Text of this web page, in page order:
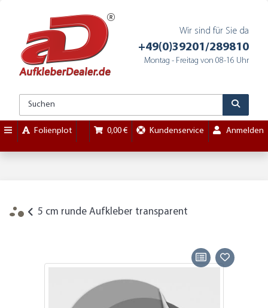
Wir sind für Sie da
+49(0)39201/289810
Montag - Freitag von 08-16 Uhr
Folienplot 0,00 € Kundenservice Anmelden
5 cm runde Aufkleber transparent